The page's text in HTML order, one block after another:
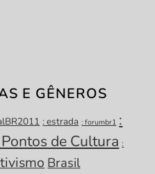
E GÊNEROS
: estrada : forumbr1 :
de Cultura :
Brasil